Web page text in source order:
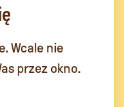
Wcale nie
przez okno.